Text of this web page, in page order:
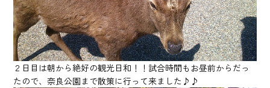
２日目は朝から絶好の観光日和！！試合時間もお昼前からだっ
たので、奈良公園まで散策に行って来ました♪♪